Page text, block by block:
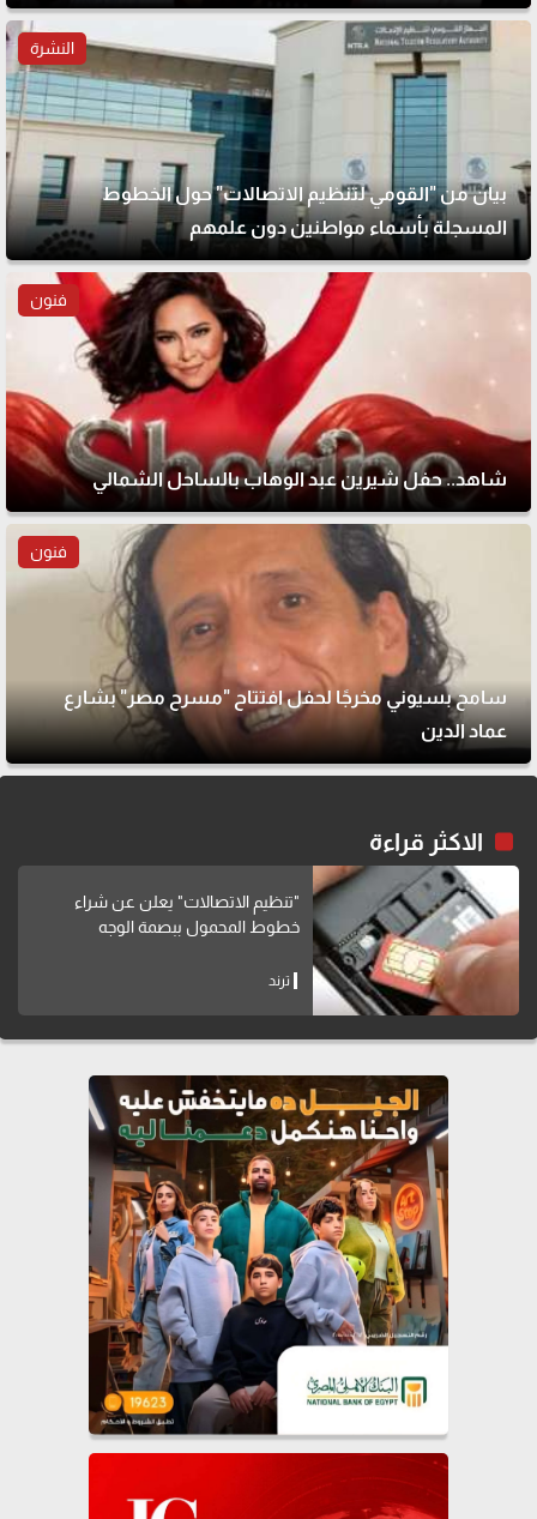
النشرة
بيان من "القومي لتنظيم الاتصالات" حول الخطوط
المسجلة بأسماء مواطنين دون علمهم
فنون
شاهد.. حفل شيرين عبد الوهاب بالساحل الشمالي
فنون
سامح بسيوني مخرجًا لحفل افتتاح "مسرح مصر" بشارع
عماد الدين
الاكثر قراءة
"تنظيم الاتصالات" يعلن عن شراء
خطوط المحمول ببصمة الوجه
ترند